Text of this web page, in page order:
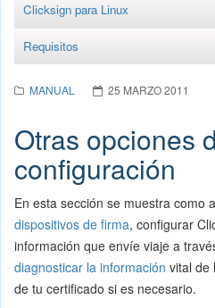
Clicksign para Linux
Requisitos
MANUAL 25 MARZO 2011
Otras opciones
configuración
En esta sección se muestra como
dispositivos de firma, configurar
información que envíe viaje a
diagnosticar la información vital de
de tu certificado si es necesario.